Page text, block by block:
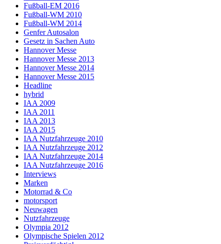
Fußball-EM 2016
Fußball-WM 2010
Fußball-WM 2014
Genfer Autosalon
Gesetz in Sachen Auto
Hannover Messe
Hannover Messe 2013
Hannover Messe 2014
Hannover Messe 2015
Headline
hybrid
IAA 2009
IAA 2011
IAA 2013
IAA 2015
IAA Nutzfahrzeuge 2010
IAA Nutzfahrzeuge 2012
IAA Nutzfahrzeuge 2014
IAA Nutzfahrzeuge 2016
Interviews
Marken
Motorrad & Co
motorsport
Neuwagen
Nutzfahrzeuge
Olympia 2012
Olympische Spielen 2012